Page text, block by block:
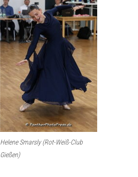
Helene Smarsly (Rot-Weiß-Club
Gießen)